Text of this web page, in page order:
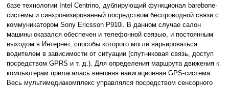
базе технологии Intel Centrino, дублирующий функционал barebone-
системы и синхронизированный посредством беспроводной связи с
коммуникатором Sony Ericsson P910i. В данном случае салон
машины оказался обеспечен и телефонной связью, и постоянным
выходом в Интернет, способы которого могли варьироваться
водителем в зависимости от ситуации (спутниковая связь, доступ
посредством GPRS и т. д.). Для определения маршрута движения к
компьютерам прилагалась внешняя навигационная GPS-система.
Весь мультимедиакомплекс управлялся посредством сенсорного